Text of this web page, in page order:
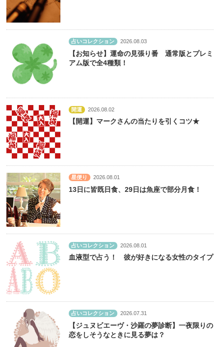
占いコレクション 2026.08.03
【お知らせ】運命の見張り番 通常版とプレミ
アム版で全4種類！
開運 2026.08.02
【開運】マークさんの当たりを引くコツ★
星便り 2026.08.01
13日に皆既日食、29日は魚座で部分月食！
占いコレクション 2026.08.01
血液型で占う！ 彼が好きになる女性のタイプ
占いコレクション 2026.07.31
【ジュヌビエーヴ・沙羅の夢診断】一夜限りの
恋をしそうなときに見る夢は？